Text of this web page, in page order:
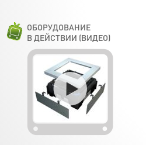
ОБОРУДОВАНИЕ
В ДЕЙСТВИИ (ВИДЕО)